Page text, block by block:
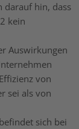
darauf hin, dass
kein
Auswirkungen
von
sei als von
sich bei